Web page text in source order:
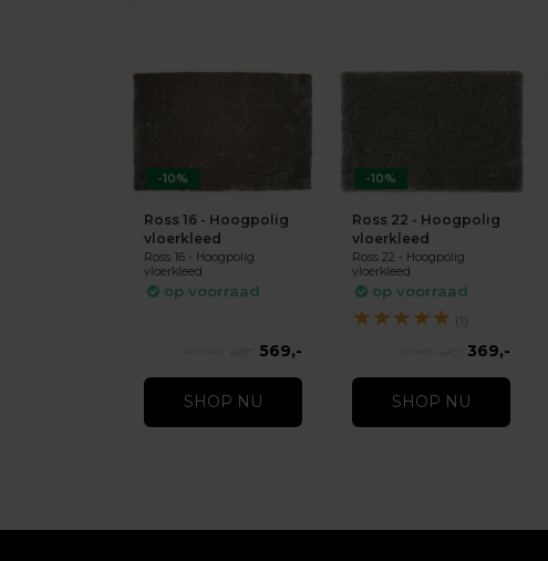
-10%
Ross 16 - Hoogpolig
vloerkleed
Ross 16 - Hoogpolig
vloerkleed
op voorraad
569,-
SHOP NU
-10%
Ross 22 - Hoogpolig
vloerkleed
Ross 22 - Hoogpolig
vloerkleed
op voorraad
★★★★★ (1)
369,-
SHOP NU